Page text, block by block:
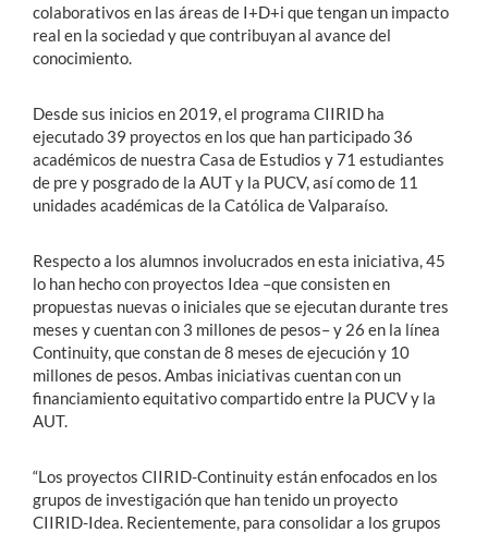
colaborativos en las áreas de I+D+i que tengan un impacto
real en la sociedad y que contribuyan al avance del
conocimiento.
Desde sus inicios en 2019, el programa CIIRID ha
ejecutado 39 proyectos en los que han participado 36
académicos de nuestra Casa de Estudios y 71 estudiantes
de pre y posgrado de la AUT y la PUCV, así como de 11
unidades académicas de la Católica de Valparaíso.
Respecto a los alumnos involucrados en esta iniciativa, 45
lo han hecho con proyectos Idea –que consisten en
propuestas nuevas o iniciales que se ejecutan durante tres
meses y cuentan con 3 millones de pesos– y 26 en la línea
Continuity, que constan de 8 meses de ejecución y 10
millones de pesos. Ambas iniciativas cuentan con un
financiamiento equitativo compartido entre la PUCV y la
AUT.
“Los proyectos CIIRID-Continuity están enfocados en los
grupos de investigación que han tenido un proyecto
CIIRID-Idea. Recientemente, para consolidar a los grupos